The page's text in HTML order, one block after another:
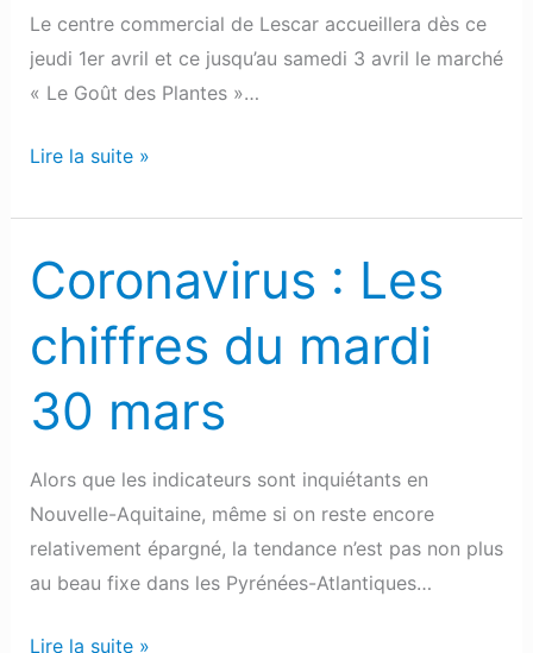
Le centre commercial de Lescar accueillera dès ce
jeudi 1er avril et ce jusqu’au samedi 3 avril le marché
« Le Goût des Plantes »…
au
centre
commercial
Lire la suite »
Coronavirus : Les
chiffres du mardi
30 mars
Alors que les indicateurs sont inquiétants en
Nouvelle-Aquitaine, même si on reste encore
relativement épargné, la tendance n’est pas non plus
au beau fixe dans les Pyrénées-Atlantiques…
Coronavirus
Les
chiffres
du
mardi
30
mars
Lire la suite »